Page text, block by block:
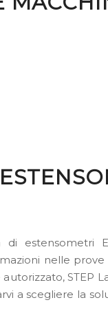
estensometri
nelle
STEP
a scegliere la